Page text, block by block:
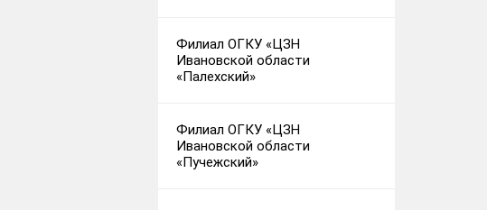
Филиал ОГКУ «ЦЗН
Ивановской области
«Палехский»
Филиал ОГКУ «ЦЗН
Ивановской области
«Пучежский»